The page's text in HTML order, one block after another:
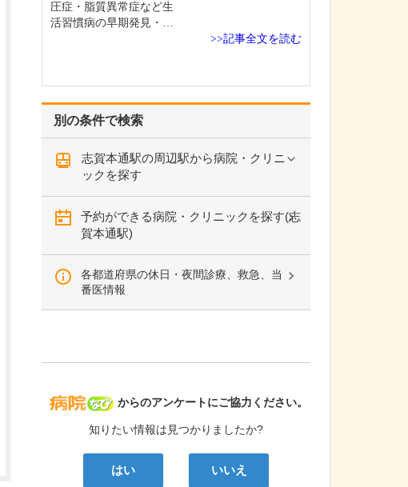
別の条件で検索
志賀本通駅の周辺駅から病院・クリニ
ックを探す
予約ができる病院・クリニックを探す(志
賀本通駅)
各都道府県の休日・夜間診療、救急、当
番医情報
病院なび
からのアンケートにご協力ください。
知りたい情報は見つかりましたか?
はい いいえ
圧症・脂質異常症など生
活習慣病の早期発見・…
>>記事全文を読む